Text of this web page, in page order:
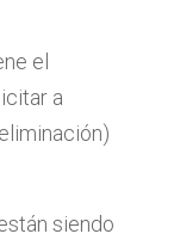
el
a
siendo